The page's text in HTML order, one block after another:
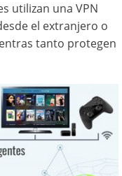
utilizan una VPN
el extranjero o
tanto protegen